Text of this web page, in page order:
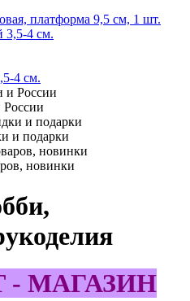
платформа 9,5 см, 1 шт.
4 см.
России
и подарки
новинки
- МАГАЗИН